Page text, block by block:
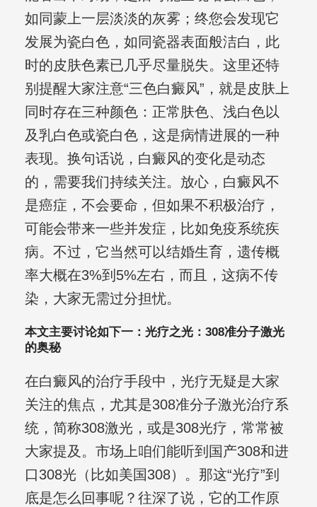
如同蒙上一层淡淡的灰雾；终您会发现它
发展为瓷白色，如同瓷器表面般洁白，此
时的皮肤色素已几乎尽量脱失。这里还特
别提醒大家注意“三色白癜风”，就是皮肤上
同时存在三种颜色：正常肤色、浅白色以
及乳白色或瓷白色，这是病情进展的一种
表现。换句话说，白癜风的变化是动态
的，需要我们持续关注。放心，白癜风不
是癌症，不会要命，但如果不积极治疗，
可能会带来一些并发症，比如免疫系统疾
病。不过，它当然可以结婚生育，遗传概
率大概在3%到5%左右，而且，这病不传
染，大家无需过分担忧。
本文主要讨论如下一：光疗之光：308准分子激光
的奥秘
在白癜风的治疗手段中，光疗无疑是大家
关注的焦点，尤其是308准分子激光治疗系
统，简称308激光，或是308光疗，常常被
大家提及。市场上咱们能听到国产308和进
口308光（比如美国308）。那这“光疗”到
底是怎么回事呢？往深了说，它的工作原